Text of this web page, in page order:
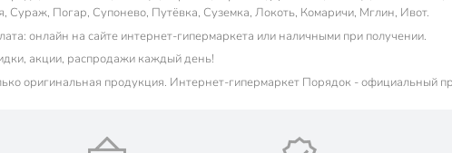
Сураж, Погар, Супонево, Путёвка, Суземка, Локоть, Комаричи, Мглин, Ивот.
онлайн на сайте интернет-гипермаркета или наличными при получении.
акции, распродажи каждый день!
оригинальная продукция. Интернет-гипермаркет Порядок - официальный